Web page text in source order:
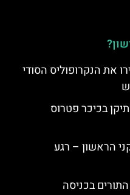
את הנקרופוליס הסודי
בכיכר פטרוס
הראשון – רגע
התורים בכניסה